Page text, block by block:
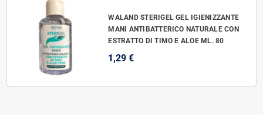
WALAND STERIGEL GEL IGIENIZZANTE
MANI ANTIBATTERICO NATURALE CON
ESTRATTO DI TIMO E ALOE ML. 80
1,29 €